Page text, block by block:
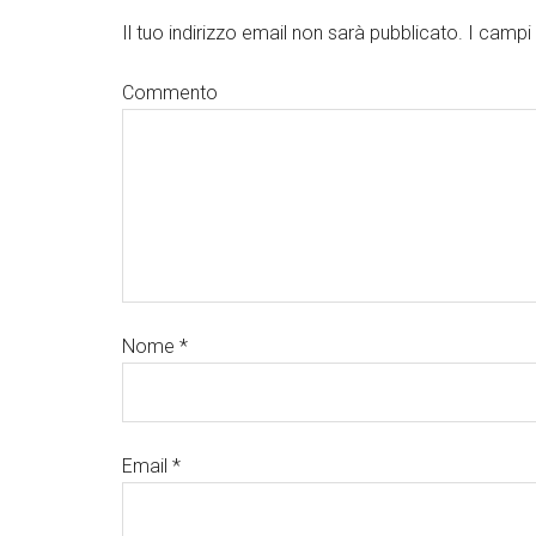
Il tuo indirizzo email non sarà pubblicato. I
Commento
Nome *
Email *